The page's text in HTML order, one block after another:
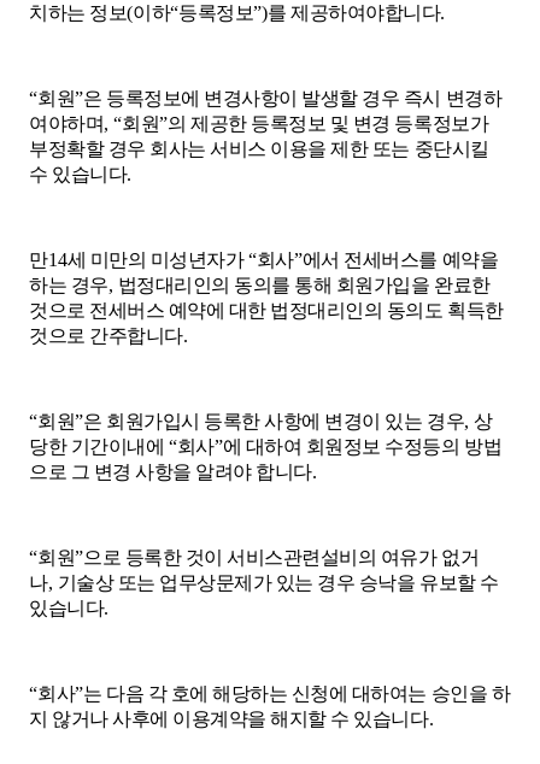
치하는 정보(이하“등록정보”)를 제공하여야합니다.
“회원”은 등록정보에 변경사항이 발생할 경우 즉시 변경하
여야하며, “회원”의 제공한 등록정보 및 변경 등록정보가
부정확할 경우 회사는 서비스 이용을 제한 또는 중단시킬
수 있습니다.
만14세 미만의 미성년자가“회사”에서 전세버스를 예약을
하는 경우, 법정대리인의 동의를 통해 회원가입을 완료한
것으로 전세버스 예약에 대한 법정대리인의 동의도 획득한
것으로 간주합니다.
“회원”은 회원가입시 등록한 사항에 변경이 있는 경우,상
당한 기간이내에 “회사”에 대하여 회원정보 수정등의 방법
으로 그 변경 사항을 알려야 합니다.
“회원”으로 등록한 것이 서비스관련설비의 여유가 없거
나, 기술상 또는 업무상문제가 있는 경우 승낙을 유보할 수
있습니다.
“회사”는 다음 각 호에 해당하는 신청에 대하여는 승인을 하
지 않거나 사후에 이용계약을 해지할 수 있습니다.